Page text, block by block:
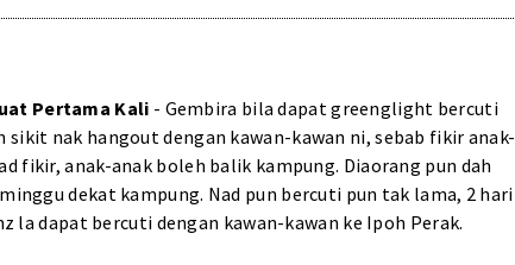
Pertama Kali - Gembira bila dapat greenglight bercuti
sikit nak hangout dengan kawan-kawan ni, sebab fikir anak-
fikir, anak-anak boleh balik kampung. Diaorang pun dah
dekat kampung. Nad pun bercuti pun tak lama, 2 hari
la dapat bercuti dengan kawan-kawan ke Ipoh Perak.